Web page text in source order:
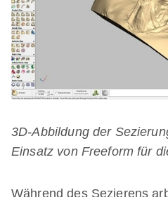
3D-Abbildung der
Einsatz von Freeform für
Während des Sezierens